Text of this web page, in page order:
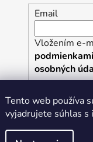
Tento web používa
vyjadrujete súhlas s
Email
Vložením e-
osobných